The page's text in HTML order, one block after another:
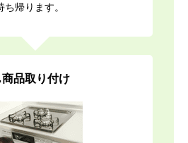
ち帰ります。
商品取り付け